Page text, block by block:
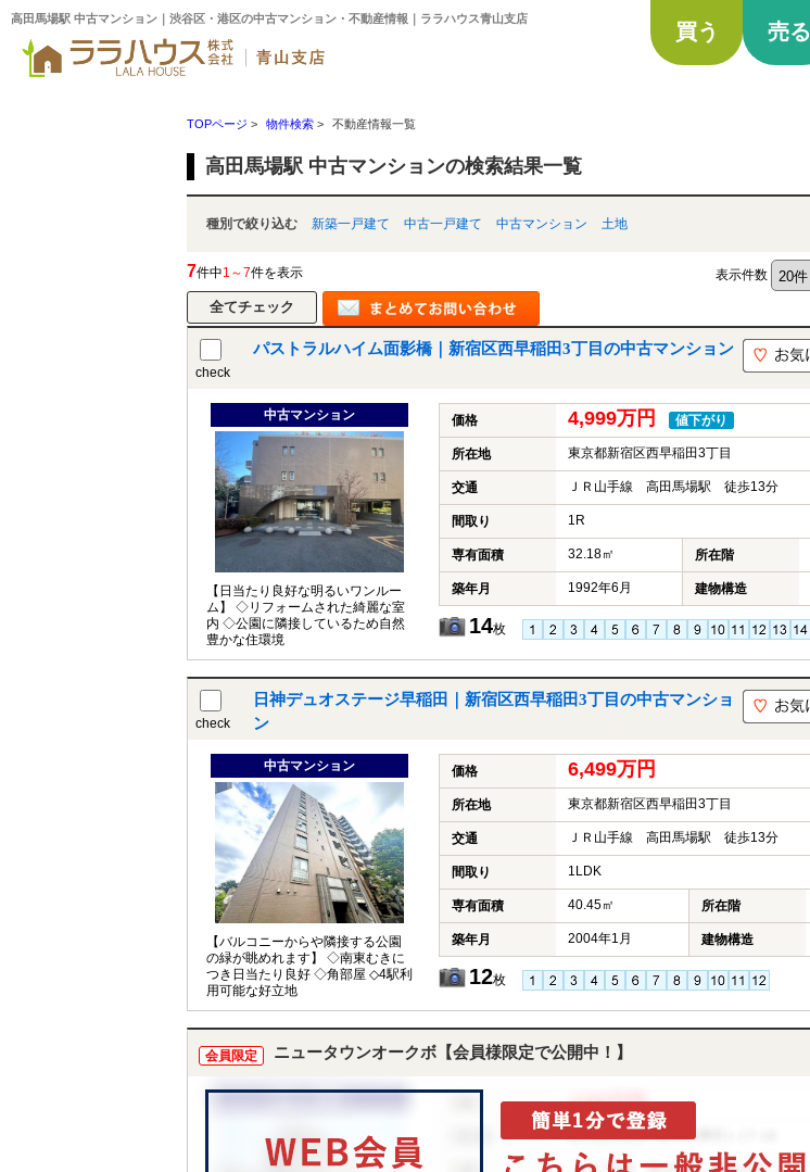
高田馬場駅 中古マンション｜渋谷区・港区の中古マンション・不動産情報｜ララハウス青山支店
買う 売る
TOPページ > 物件検索 > 不動産情報一覧
高田馬場駅 中古マンションの検索結果一覧
種別で絞り込む 新築一戸建て 中古一戸建て 中古マンション 土地
7件中1～7件を表示 表示件数
check
パストラルハイム面影橋｜新宿区西早稲田3丁目の中古マンション
中古マンション
【日当たり良好な明るいワンルー
ム】 ◇リフォームされた綺麗な室
内 ◇公園に隣接しているため自然
豊かな住環境
価格 4,999万円 値下がり
所在地 東京都新宿区西早稲田3丁目
交通 ＪＲ山手線 高田馬場駅 徒歩13分
間取り 1R
専有面積 32.18㎡ 所在階
築年月 1992年6月 建物構造
14枚
check
日神デュオステージ早稲田｜新宿区西早稲田3丁目の中古マンショ
ン
中古マンション
【バルコニーからや隣接する公園
の緑が眺めれます】 ◇南東むきに
つき日当たり良好 ◇角部屋 ◇4駅利
用可能な好立地
価格 6,499万円
所在地 東京都新宿区西早稲田3丁目
交通 ＪＲ山手線 高田馬場駅 徒歩13分
間取り 1LDK
専有面積 40.45㎡ 所在階
築年月 2004年1月 建物構造
12枚
会員限定 ニュータウンオークボ【会員様限定で公開中！】